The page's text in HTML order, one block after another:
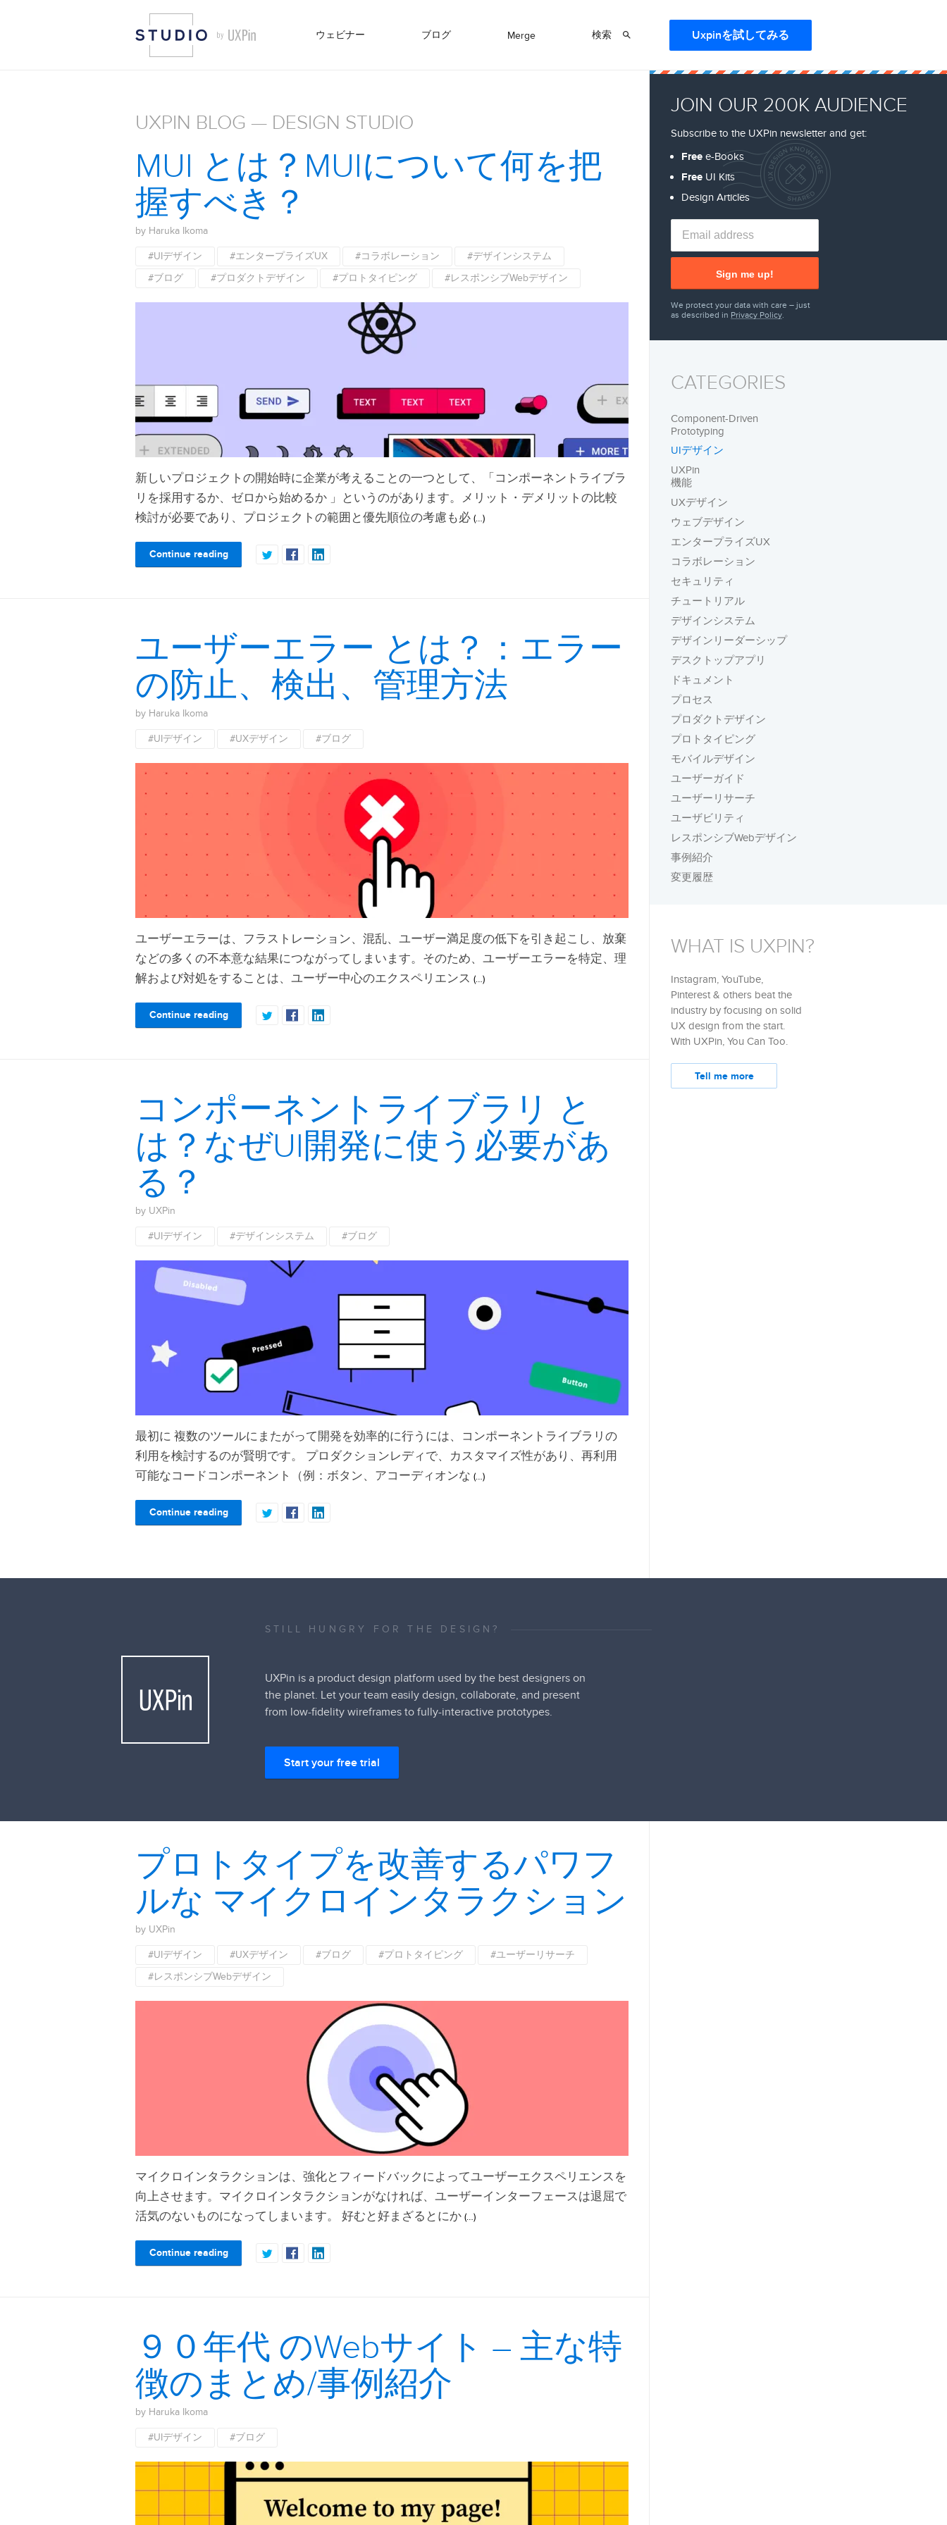
ウェビナー ブログ Merge 検索 Uxpinを試してみる
UXPIN BLOG — DESIGN STUDIO
MUI とは？MUIについて何を把
握すべき？
by Haruka Ikoma
#UIデザイン #エンタープライズUX #コラボレーション
#デザインシステム
#ブログ
#プロダクトデザイン #プロトタイピング #レスポンシブWebデザイン
新しいプロジェクトの開始時に企業が考えることの一つとして、「コンポーネントライブラ
リを採用するか、ゼロから始めるか 」というのがあります。メリット・デメリットの比較
検討が必要であり、プロジェクトの範囲と優先順位の考慮も必 (…)
Continue reading
ユーザーエラー とは？：エラー
の防止、検出、管理方法
by Haruka Ikoma
#UIデザイン #UXデザイン #ブログ
ユーザーエラーは、フラストレーション、混乱、ユーザー満足度の低下を引き起こし、放棄
などの多くの不本意な結果につながってしまいます。そのため、ユーザーエラーを特定、理
解および対処をすることは、ユーザー中心のエクスペリエンス (…)
Continue reading
コンポーネントライブラリ と
は？なぜUI開発に使う必要があ
る？
by UXPin
#UIデザイン #デザインシステム #ブログ
最初に 複数のツールにまたがって開発を効率的に行うには、コンポーネントライブラリの
利用を検討するのが賢明です。 プロダクションレディで、カスタマイズ性があり、再利用
可能なコードコンポーネント（例：ボタン、アコーディオンな (…)
Continue reading
STILL HUNGRY FOR THE DESIGN?
UXPin is a product design platform used by the best designers on
the planet. Let your team easily design, collaborate, and present
from low-fidelity wireframes to fully-interactive prototypes.
Start your free trial
プロトタイプを改善するパワフ
ルな マイクロインタラクション
by UXPin
#UIデザイン #UXデザイン #ブログ #プロトタイピング
#ユーザーリサーチ
#レスポンシブWebデザイン
マイクロインタラクションは、強化とフィードバックによってユーザーエクスペリエンスを
向上させます。マイクロインタラクションがなければ、ユーザーインターフェースは退屈で
活気のないものになってしまいます。 好むと好まざるとにか (…)
Continue reading
９０年代 のWebサイト – 主な特
徴のまとめ/事例紹介
by Haruka Ikoma
#UIデザイン #ブログ
JOIN OUR 200K AUDIENCE
Subscribe to the UXPin newsletter and get:
Free e-Books
Free UI Kits
Design Articles
Sign me up!
We protect your data with care – just
as described in Privacy Policy.
CATEGORIES
Component-Driven
Prototyping
UIデザイン
UXPin
機能
UXデザイン
ウェブデザイン
エンタープライズUX
コラボレーション
セキュリティ
チュートリアル
デザインシステム
デザインリーダーシップ
デスクトップアプリ
ドキュメント
プロセス
プロダクトデザイン
プロトタイピング
モバイルデザイン
ユーザーガイド
ユーザーリサーチ
ユーザビリティ
レスポンシブWebデザイン
事例紹介
変更履歴
WHAT IS UXPIN?
Instagram, YouTube,
Pinterest & others beat the
industry by focusing on solid
UX design from the start.
With UXPin, You Can Too.
Tell me more